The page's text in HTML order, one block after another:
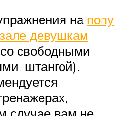
на попу
девушкам
свободными
штангой).